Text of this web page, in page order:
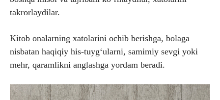
takrorlaydilar.
Kitob onalarning xatolarini ochib berishga, bolaga
nisbatan haqiqiy his-tuyg‘ularni, samimiy sevgi yoki
mehr, qaramlikni anglashga yordam beradi.